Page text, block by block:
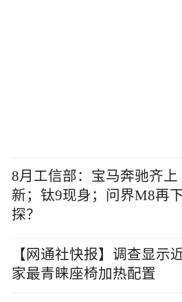
8月工信部：宝马奔驰齐上
新；钛9现身；问界M8再
探？
【网通社快报】调查显示
家最青睐座椅加热配置